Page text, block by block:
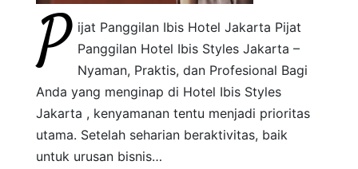
P ijat Panggilan Ibis Hotel Jakarta Pijat
Panggilan Hotel Ibis Styles Jakarta –
Nyaman, Praktis, dan Profesional Bagi
Anda yang menginap di Hotel Ibis Styles
Jakarta , kenyamanan tentu menjadi prioritas
utama. Setelah seharian beraktivitas, baik
untuk urusan bisnis…